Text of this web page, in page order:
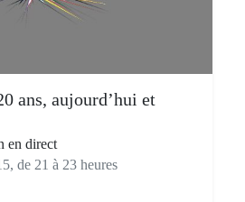
ans, aujourd’hui et
en direct
de 21 à 23 heures